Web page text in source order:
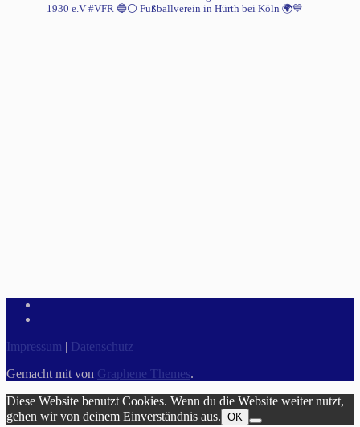
1930 e.V #VFR 🔵⚪️ Fußballverein in Hürth bei Köln 🌍💙
Impressum | Datenschutz
Gemacht mit von Graphene Themes.
Diese Website benutzt Cookies. Wenn du die Website weiter nutzt,
gehen wir von deinem Einverständnis aus. OK